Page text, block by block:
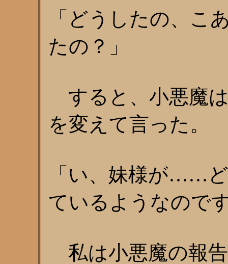
「どうしたの、
たの？」
すると、小悪魔
を変えて言った。
「い、妹様が……
ているようなので
私は小悪魔の報